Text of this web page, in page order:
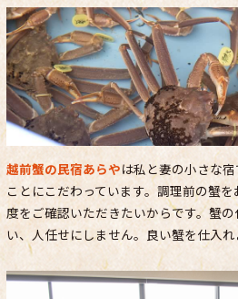
越前蟹の民宿あらやは私と妻の小さな
ことにこだわっています。調理前の蟹
度をご確認いただきたいからです。蟹
い、人任せにしません。良い蟹を仕入れ